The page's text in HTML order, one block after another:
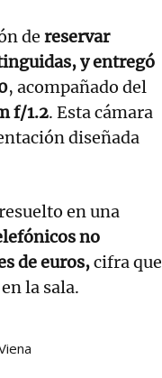
de reservar
y entregó
, acompañado del
f/1.2. Esta cámara
diseñada
en una
no
de euros,cifra que
la sala.